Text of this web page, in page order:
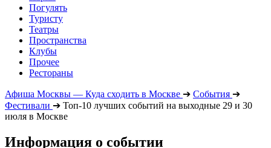
Погулять
Туристу
Театры
Пространства
Клубы
Прочее
Рестораны
Афиша Москвы — Куда сходить в Москве ➔ События ➔
Фестивали ➔ Топ-10 лучших событий на выходные 29 и 30
июля в Москве
Информация о событии